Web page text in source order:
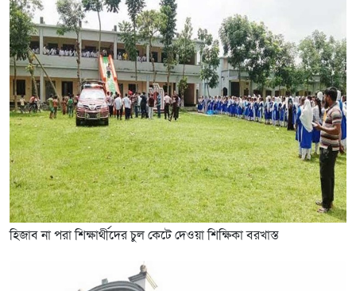
হিজাব না পরা শিক্ষার্থীদের চুল কেটে দেওয়া শিক্ষিকা বরখাস্ত